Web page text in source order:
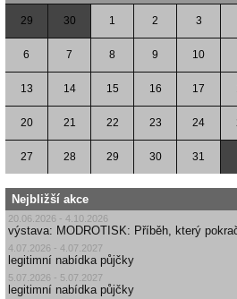
29 30 1 2 3
6 7 8 9 10
13 14 15 16 17
20 21 22 23 24
27 28 29 30 31
Nejbližší akce
20.06.2026 - 4.10.2026
výstava: MODROTISK: Příběh, který
4.07.2026 - 4.07.2027
legitimní nabídka půjčky
5.07.2026 - 5.07.2027
legitimní nabídka půjčky